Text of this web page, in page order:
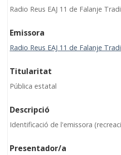
Radio Reus EAJ 11 de Falanje
Emissora
Radio Reus EAJ 11 de Falanje
Titularitat
Pública estatal
Descripció
Identificació de l'emissora
Presentador/a